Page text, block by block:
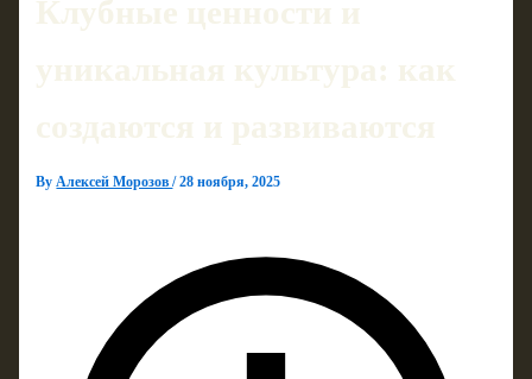
Клубные ценности и
уникальная культура: как
создаются и развиваются
ByАлексей Морозов/28 ноября, 2025